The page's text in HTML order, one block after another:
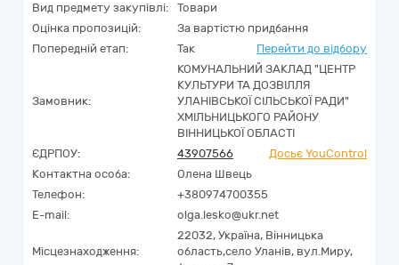
Вид предмету закупівлі:
Товари
Оцінка пропозицій:
За вартістю придбання
Попередній етап:
Так Перейти до відбору
Замовник:
КОМУНАЛЬНИЙ ЗАКЛАД "ЦЕНТР
КУЛЬТУРИ ТА ДОЗВІЛЛЯ
УЛАНІВСЬКОЇ СІЛЬСЬКОЇ РАДИ"
ХМІЛЬНИЦЬКОГО РАЙОНУ
ВІННИЦЬКОЇ ОБЛАСТІ
ЄДРПОУ:
43907566
Досьє YouControl
Контактна особа:
Олена Швець
Телефон:
+380974700355
E-mail:
olga.lesko@ukr.net
Місцезнаходження:
22032, Україна, Вінницька
область,село Уланів, вул.Миру,